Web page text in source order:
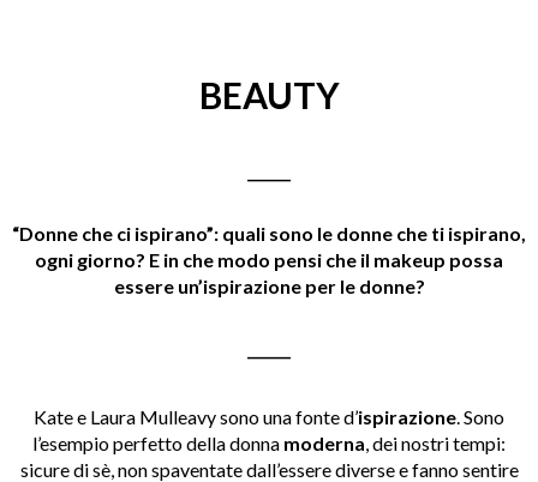
BEAUTY
“Donne che ci ispirano”: quali sono le donne che ti ispirano,
ogni giorno? E in che modo pensi che il makeup possa
essere un’ispirazione per le donne?
Kate e Laura Mulleavy sono una fonte d’ispirazione . Sono
l’esempio perfetto della donna moderna , dei nostri tempi:
sicure di sè, non spaventate dall’essere diverse e fanno sentire